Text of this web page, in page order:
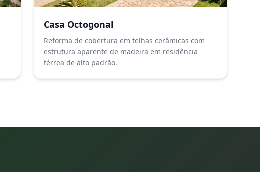
Casa Octogonal
Reforma de cobertura em telhas cerâmicas com
estrutura aparente de madeira em residência
térrea de alto padrão.